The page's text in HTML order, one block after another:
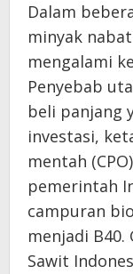
Dalam
minyak
mengalami
Penyebab
beli panjang
investasi,
mentah
pemerintah
campuran
menjadi B40.
Sawit